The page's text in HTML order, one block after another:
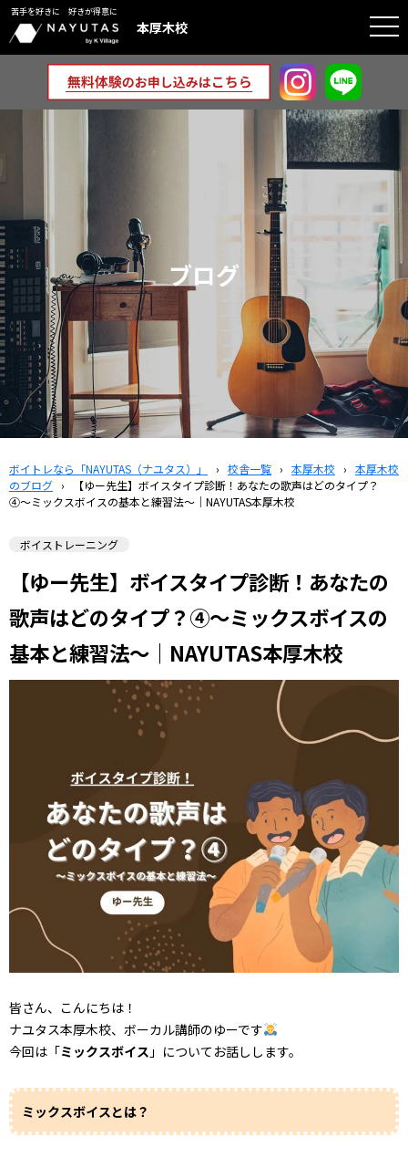
苦手を好きに 好きが得意に
本厚木校
ブログ
ボイトレなら「NAYUTAS（ナユタス）」 › 校舎一覧 › 本厚木校 › 本厚木校
のブログ ›
【ゆー先生】ボイスタイプ診断！あなたの歌声はどのタイプ？
④〜ミックスボイスの基本と練習法〜｜NAYUTAS本厚木校
ボイストレーニング
【ゆー先生】ボイスタイプ診断！あなたの
歌声はどのタイプ？④〜ミックスボイスの
基本と練習法〜｜NAYUTAS本厚木校
皆さん、こんにちは！
ナユタス本厚木校、ボーカル講師のゆーです
今回は「ミックスボイス 」についてお話しします。
ミックスボイスとは？